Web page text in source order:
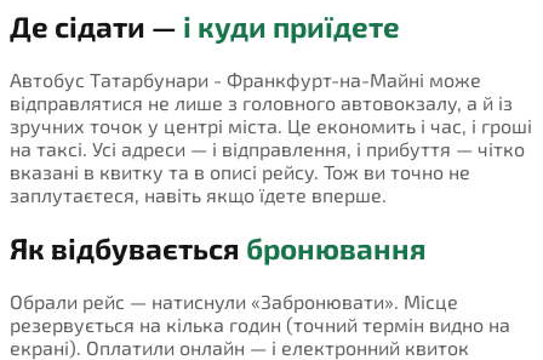
Де сідати — і куди приїдете
Автобус Татарбунари - Франкфурт-на-Майні може
відправлятися не лише з головного автовокзалу, а й із
зручних точок у центрі міста. Це економить і час, і гроші
на таксі. Усі адреси — і відправлення, і прибуття — чітко
вказані в квитку та в описі рейсу. Тож ви точно не
заплутаєтеся, навіть якщо їдете вперше.
Як відбувається бронювання
Обрали рейс — натиснули «Забронювати». Місце
резервується на кілька годин (точний термін видно на
екрані). Оплатили онлайн — і електронний квиток